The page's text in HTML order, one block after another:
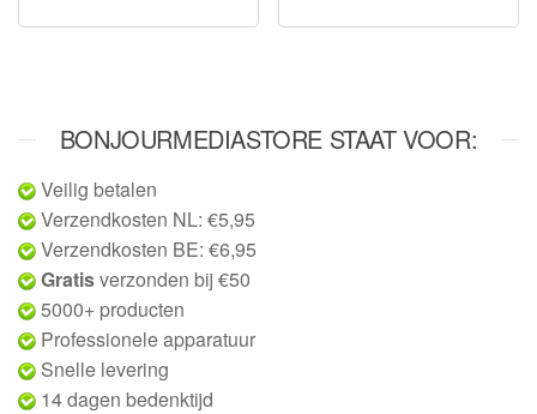
BONJOURMEDIASTORE STAAT VOOR:
Veilig betalen
Verzendkosten NL: €5,95
Verzendkosten BE: €6,95
Gratisverzonden bij €50
5000+ producten
Professionele apparatuur
Snelle levering
14 dagen bedenktijd